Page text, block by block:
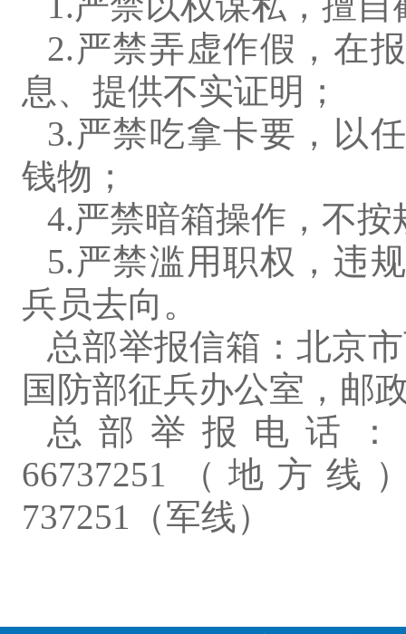
2.严禁弄虚作假，在
息、提供不实证明；
3.严禁吃拿卡要，以
钱物；
4.严禁暗箱操作，不
5.严禁滥用职权，违
兵员去向。
总部举报信箱：北京
国防部征兵办公室，邮
总部举报电话
66737251（地方线
737251（军线）